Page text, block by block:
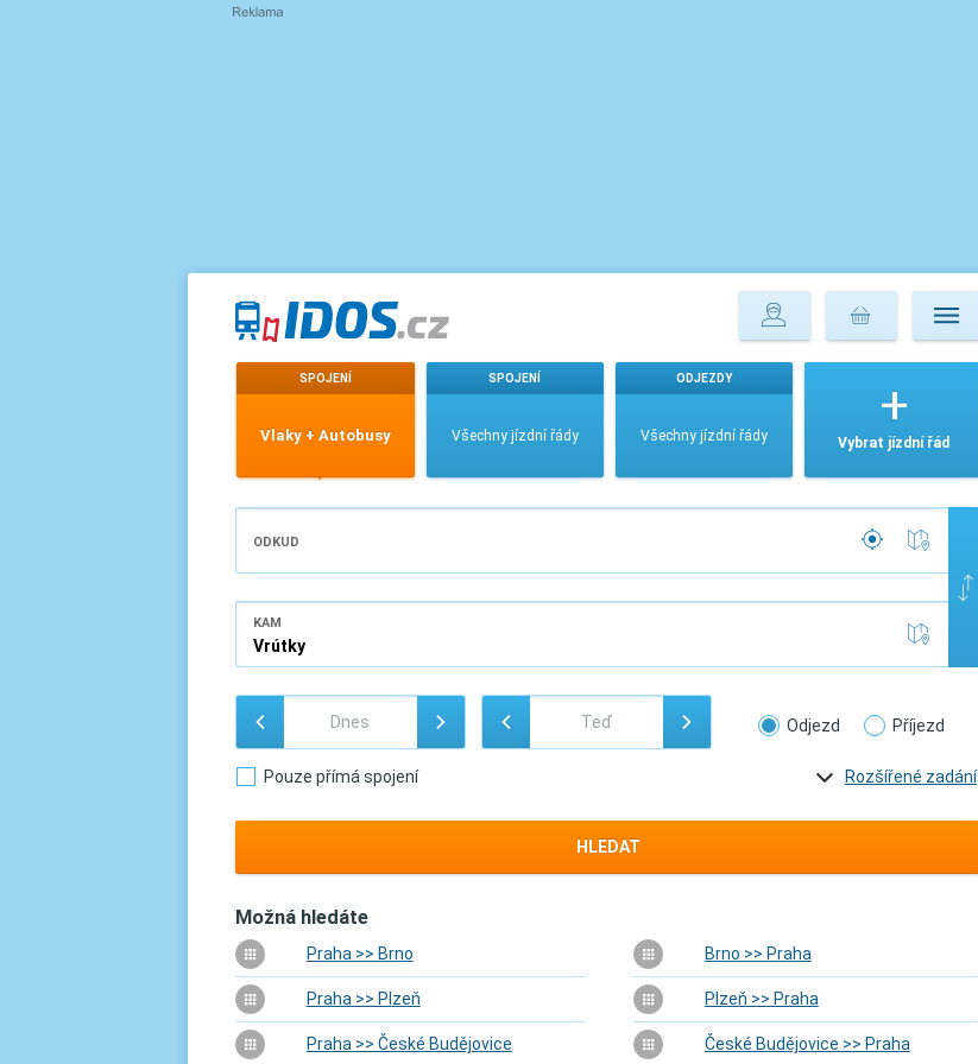
SPOJENÍ
Vlaky + Autobusy
SPOJENÍ
Všechny jízdní řády
ODJEZDY
Všechny jízdní řády Vybrat jízdní řád
ODKUD
KAM
Odjezd Příjezd
Pouze přímá spojení Rozšířené zadání
HLEDAT
Možná hledáte
Praha >> Brno Brno >> Praha
Praha >> Plzeň Plzeň >> Praha
Praha >> České Budějovice České Budějovice >> Praha